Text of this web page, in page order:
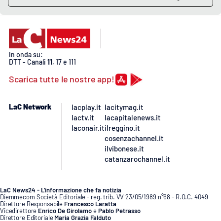
Lactv.it
Laconair.it
Lacitymag.it
Lacapitalenews.it
Catanzarochannel.it
In onda su:
DTT - Canali 11, 17 e 111
Scarica tutte le nostre app!
LaC Network
lacplay.it
lactv.it
laconair.it
lacitymag.it
lacapitalenews.it
ilreggino.it
cosenzachannel.it
ilvibonese.it
catanzarochannel.it
LaC News24 - L’informazione che fa notizia
Diemmecom Società Editoriale - reg. trib. VV 23/05/1989 n°68 - R.O.C. 4049
Direttore Responsabile Francesco Laratta
Vicedirettore Enrico De GirolamoePablo Petrasso
Direttore Editoriale Maria Grazia Falduto